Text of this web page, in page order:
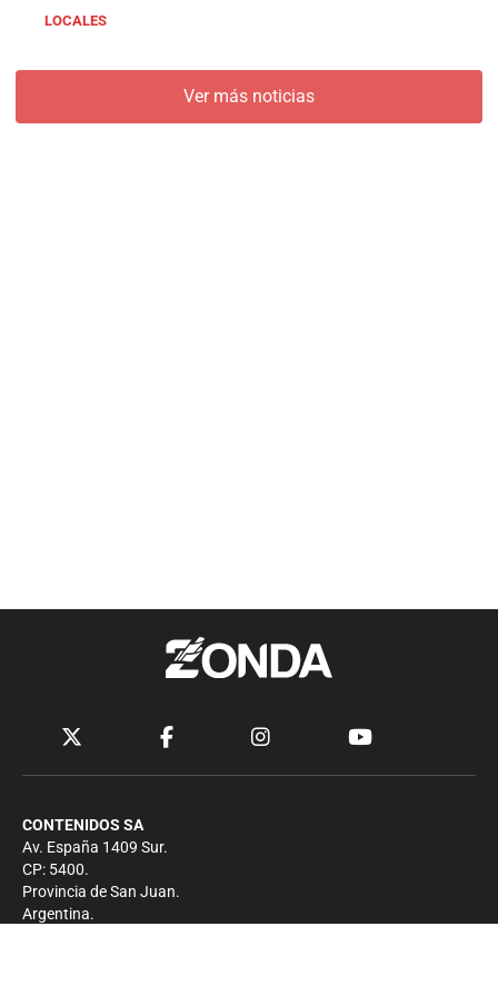
LOCALES
Ver más noticias
CONTENIDOS SA
Av. España 1409 Sur.
CP: 5400.
Provincia de San Juan.
Argentina.